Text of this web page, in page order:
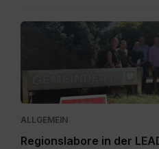
RegionslaborSüdost.jpg
ALLGEMEIN
Regionslabore in der